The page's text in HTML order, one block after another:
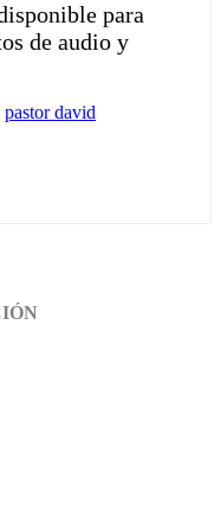
para
de audio y
pastor david